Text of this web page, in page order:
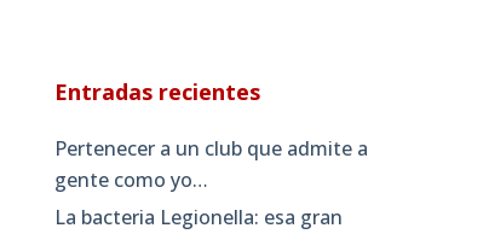
Entradas recientes
Pertenecer a un club que admite a
gente como yo…
La bacteria Legionella: esa gran